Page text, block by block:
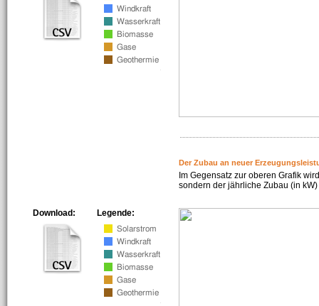
Der Zubau an neuer
Im Gegensatz zur oberen Grafik
sondern der jährliche Zubau (in
Legende:
Download: